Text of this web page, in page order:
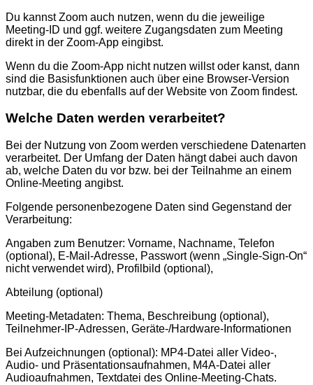
Du kannst Zoom auch nutzen, wenn du die jeweilige
Meeting-ID und ggf. weitere Zugangsdaten zum Meeting
direkt in der Zoom-App eingibst.
Wenn du die Zoom-App nicht nutzen willst oder kanst, dann
sind die Basisfunktionen auch über eine Browser-Version
nutzbar, die du ebenfalls auf der Website von Zoom findest.
Welche Daten werden verarbeitet?
Bei der Nutzung von Zoom werden verschiedene Datenarten
verarbeitet. Der Umfang der Daten hängt dabei auch davon
ab, welche Daten du vor bzw. bei der Teilnahme an einem
Online-Meeting angibst.
Folgende personenbezogene Daten sind Gegenstand der
Verarbeitung:
Angaben zum Benutzer: Vorname, Nachname, Telefon
(optional), E-Mail-Adresse, Passwort (wenn „Single-Sign-On“
nicht verwendet wird), Profilbild (optional),
Abteilung (optional)
Meeting-Metadaten: Thema, Beschreibung (optional),
Teilnehmer-IP-Adressen, Geräte-/Hardware-Informationen
Bei Aufzeichnungen (optional): MP4-Datei aller Video-,
Audio- und Präsentationsaufnahmen, M4A-Datei aller
Audioaufnahmen, Textdatei des Online-Meeting-Chats.